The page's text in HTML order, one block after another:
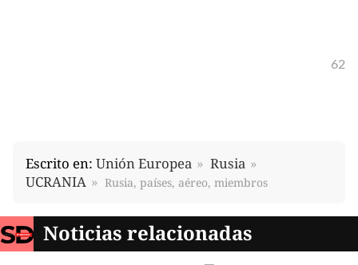
62
Escrito en: Unión Europea
Rusia
UCRANIA
Rusia, países, aéreo, miembros
Noticias relacionadas